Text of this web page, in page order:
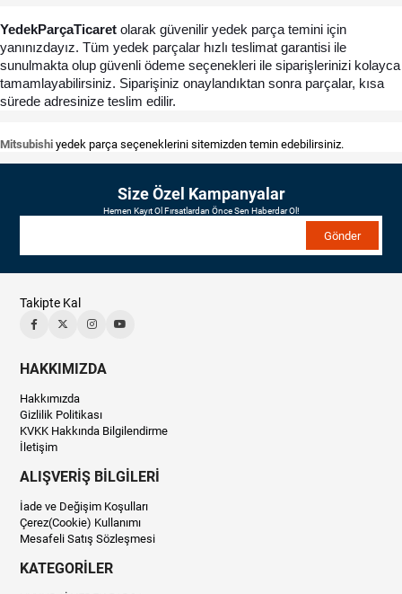
YedekParçaTicaret olarak güvenilir yedek parça temini için
yanınızdayız. Tüm yedek parçalar hızlı teslimat garantisi ile
sunulmakta olup güvenli ödeme seçenekleri ile siparişlerinizi kolayca
tamamlayabilirsiniz. Siparişiniz onaylandıktan sonra parçalar, kısa
sürede adresinize teslim edilir.
Mitsubishi yedek parça seçeneklerini sitemizden temin edebilirsiniz.
Size Özel Kampanyalar
Hemen Kayıt Ol Fırsatlardan Önce Sen Haberdar Ol!
Gönder
Takipte Kal
HAKKIMIZDA
Hakkımızda
Gizlilik Politikası
KVKK Hakkında Bilgilendirme
İletişim
ALIŞVERİŞ BİLGİLERİ
İade ve Değişim Koşulları
Çerez(Cookie) Kullanımı
Mesafeli Satış Sözleşmesi
KATEGORİLER